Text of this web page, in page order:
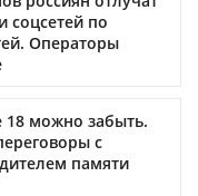
соцсетей по
Операторы
можно забыть.
с
памяти